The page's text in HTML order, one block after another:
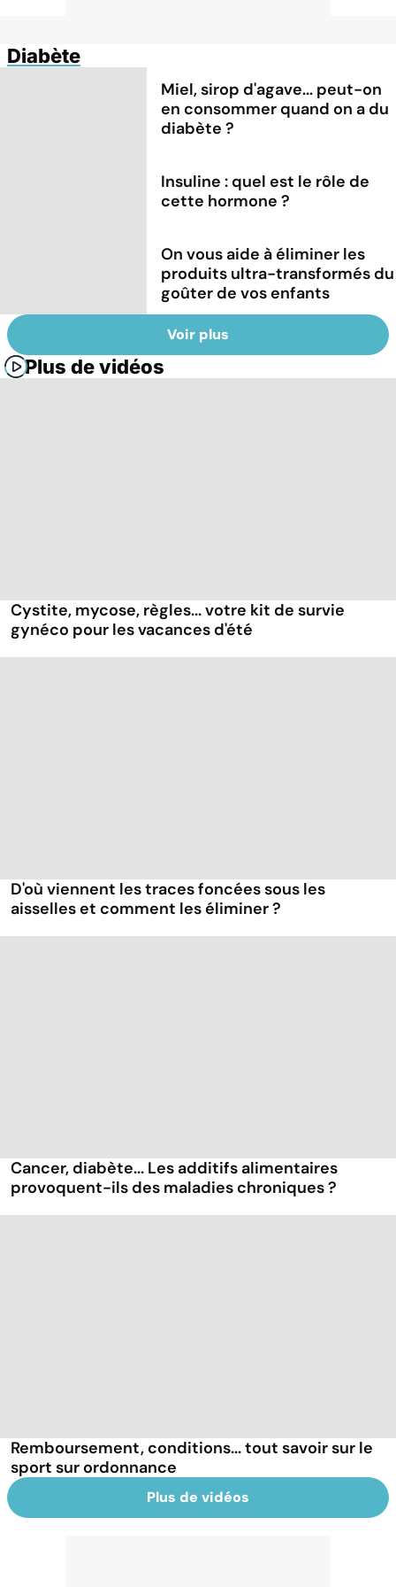
Diabète
Miel, sirop d'agave... peut-on
en consommer quand on a du
diabète ?
Insuline : quel est le rôle de
cette hormone ?
On vous aide à éliminer les
produits ultra-transformés du
goûter de vos enfants
Voir plus
Plus de vidéos
Cystite, mycose, règles... votre kit de survie
gynéco pour les vacances d'été
D'où viennent les traces foncées sous les
aisselles et comment les éliminer ?
Cancer, diabète... Les additifs alimentaires
provoquent-ils des maladies chroniques ?
Remboursement, conditions... tout savoir sur le
sport sur ordonnance
Plus de vidéos